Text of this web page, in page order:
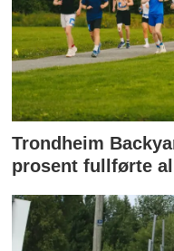
Trondheim
prosent fullførte